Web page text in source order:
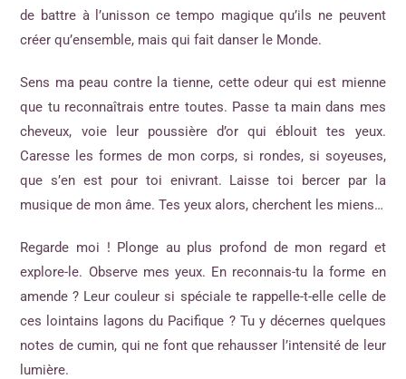
de battre à l’unisson ce tempo magique qu’ils ne peuvent
créer qu’ensemble, mais qui fait danser le Monde.
Sens ma peau contre la tienne, cette odeur qui est mienne
que tu reconnaîtrais entre toutes. Passe ta main dans mes
cheveux, voie leur poussière d’or qui éblouit tes yeux.
Caresse les formes de mon corps, si rondes, si soyeuses,
que s’en est pour toi enivrant. Laisse toi bercer par la
musique de mon âme. Tes yeux alors, cherchent les miens…
Regarde moi ! Plonge au plus profond de mon regard et
explore-le. Observe mes yeux. En reconnais-tu la forme en
amende ? Leur couleur si spéciale te rappelle-t-elle celle de
ces lointains lagons du Pacifique ? Tu y décernes quelques
notes de cumin, qui ne font que rehausser l’intensité de leur
lumière.